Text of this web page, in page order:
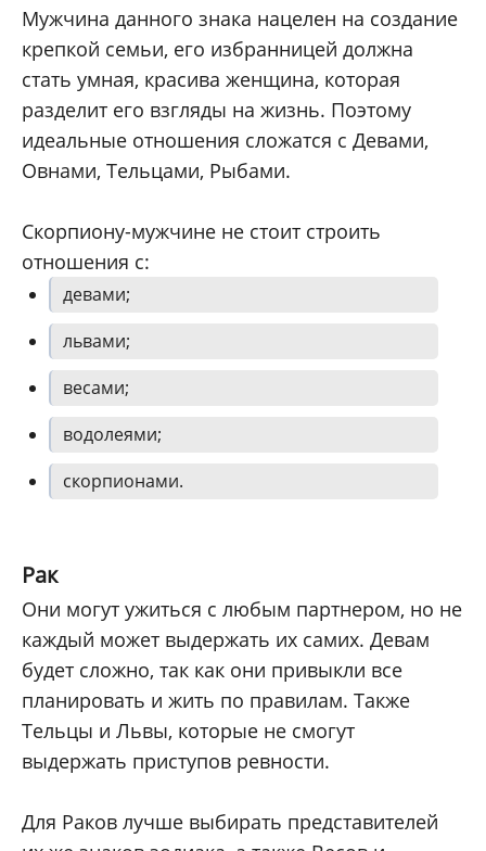
Мужчина данного знака нацелен на создание
крепкой семьи, его избранницей должна
стать умная, красива женщина, которая
разделит его взгляды на жизнь. Поэтому
идеальные отношения сложатся с Девами,
Овнами, Тельцами, Рыбами.
Скорпиону-мужчине не стоит строить
отношения с:
девами;
львами;
весами;
водолеями;
скорпионами.
Рак
Они могут ужиться с любым партнером, но не
каждый может выдержать их самих. Девам
будет сложно, так как они привыкли все
планировать и жить по правилам. Также
Тельцы и Львы, которые не смогут
выдержать приступов ревности.
Для Раков лучше выбирать представителей